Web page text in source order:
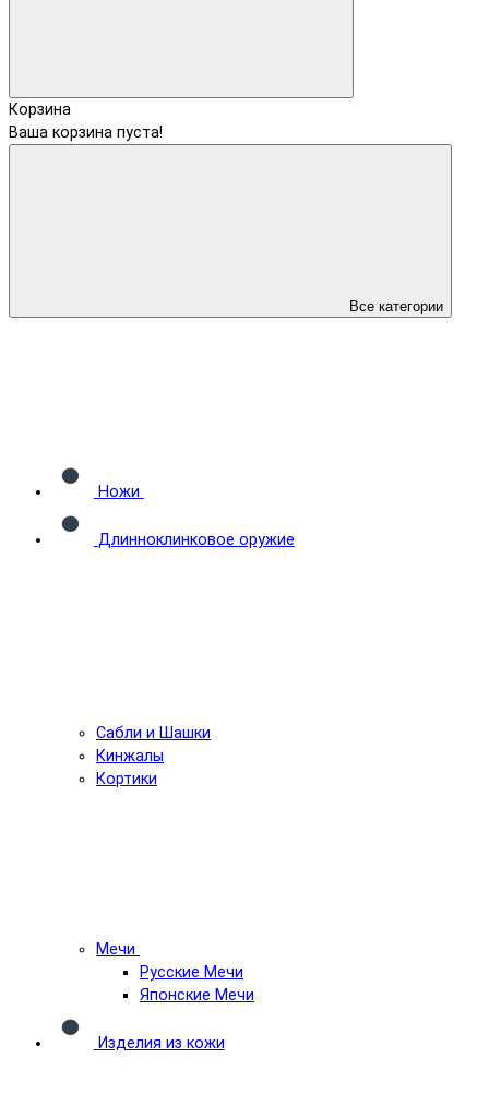
Корзина
Ваша корзина пуста!
Все категории
Ножи
Длинноклинковое оружие
Сабли и Шашки
Кинжалы
Кортики
Мечи
Русские Мечи
Японские Мечи
Изделия из кожи